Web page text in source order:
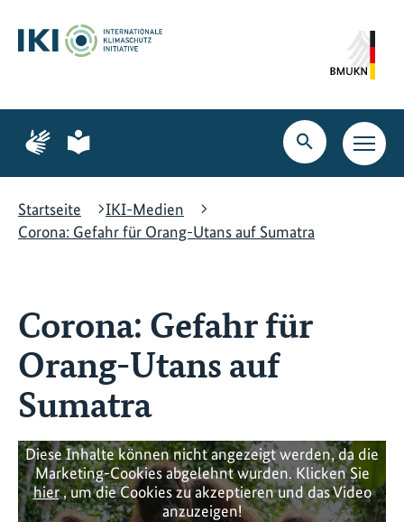
Hauptinhalt
springen
Suche
springen
Hauptnavigation
springen
Zur
Seite
Gebärdensprache
Zur
Seite
leichte
Suche
öffnen
Startseite
IKI-Medien
Corona: Gefahr für Orang-Utans auf Sumatra
Corona: Gefahr für
Orang-Utans auf
Sumatra
Diese Inhalte können nicht angezeigt werden, da die
Marketing-Cookies abgelehnt wurden. Klicken Sie
hier, um die Cookies zu akzeptieren und das Video
anzuzeigen!